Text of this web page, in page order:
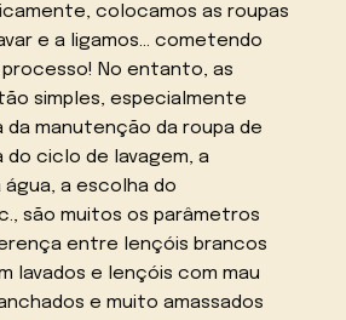
colocamos as roupas
e a ligamos… cometendo
No entanto, as
simples, especialmente
manutenção da roupa de
do ciclo de lavagem, a
a escolha do
são muitos os parâmetros
entre lençóis brancos
lavados e lençóis com mau
e muito amassados